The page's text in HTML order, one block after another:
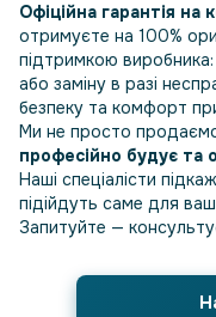
Офіційна гарантія на
отримуєте на 100%
підтримкою
або заміну в разі
безпеку та комфорт
Ми не просто
професійно будує та
Наші спеціалісти
підійдуть саме для
Запитуйте —